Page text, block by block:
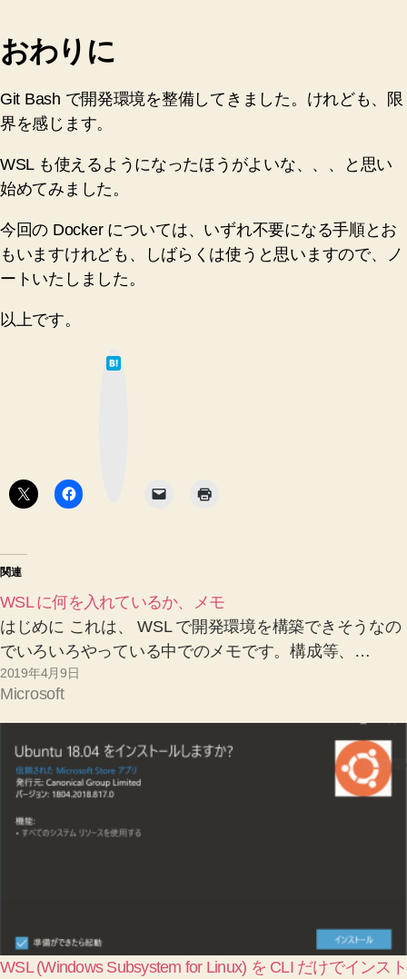
おわりに
Git Bash で開発環境を整備してきました。けれども、限
界を感じます。
WSL も使えるようになったほうがよいな、、、と思い
始めてみました。
今回の Docker については、いずれ不要になる手順とお
もいますけれども、しばらくは使うと思いますので、ノ
ートいたしました。
以上です。
関連
WSL に何を入れているか、メモ
はじめに これは、 WSL で開発環境を構築できそうなの
でいろいろやっている中でのメモです。構成等、…
2019年4月9日
Microsoft
WSL (Windows Subsystem for Linux) を CLI だけでインスト